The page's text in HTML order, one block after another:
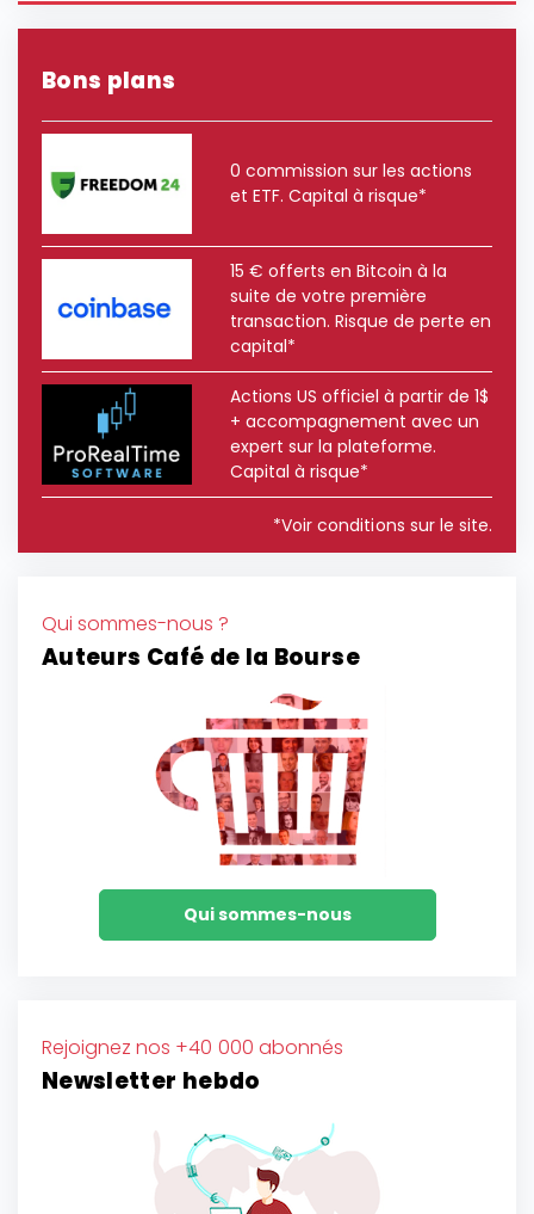
Bons plans
0 commission sur les actions
et ETF. Capital à risque*
15 € offerts en Bitcoin à la
suite de votre première
transaction. Risque de perte en
capital*
Actions US officiel à partir de 1$
+ accompagnement avec un
expert sur la plateforme.
Capital à risque*
*Voir conditions sur le site.
Qui sommes-nous ?
Auteurs Café de la Bourse
Qui sommes-nous
Rejoignez nos +40 000 abonnés
Newsletter hebdo